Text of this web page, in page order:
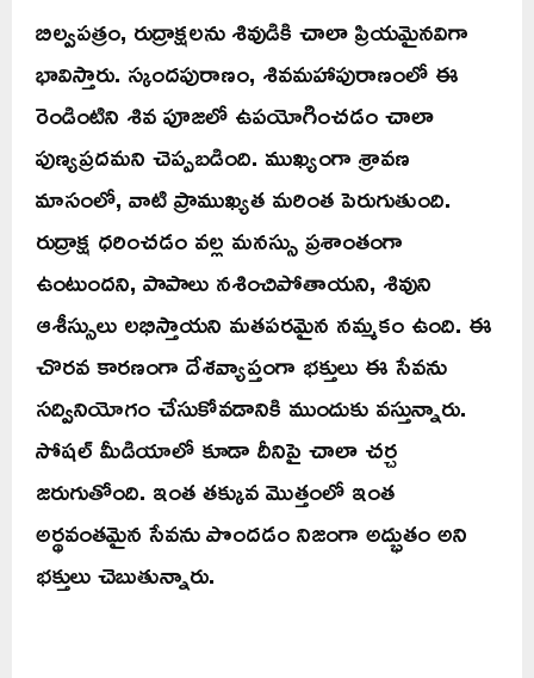
బిల్వపత్రం, రుద్రాక్షలను శివుడికి చాలా ప్రియమైనవిగా
భావిస్తారు. స్కందపురాణం, శివమహాపురాణంలో ఈ
రెండింటిని శివ పూజలో ఉపయోగించడం చాలా
పుణ్యప్రదమని చెప్పబడింది. ముఖ్యంగా శ్రావణ
మాసంలో, వాటి ప్రాముఖ్యత మరింత పెరుగుతుంది.
రుద్రాక్ష ధరించడం వల్ల మనస్సు ప్రశాంతంగా
ఉంటుందని, పాపాలు నశించిపోతాయని, శివుని
ఆశీస్సులు లభిస్తాయని మతపరమైన నమ్మకం ఉంది. ఈ
చొరవ కారణంగా దేశవ్యాప్తంగా భక్తులు ఈ సేవను
సద్వినియోగం చేసుకోవడానికి ముందుకు వస్తున్నారు.
సోషల్ మీడియాలో కూడా దీనిపై చాలా చర్చ
జరుగుతోంది. ఇంత తక్కువ మొత్తంలో ఇంత
అర్థవంతమైన సేవను పొందడం నిజంగా అద్భుతం అని
భక్తులు చెబుతున్నారు.